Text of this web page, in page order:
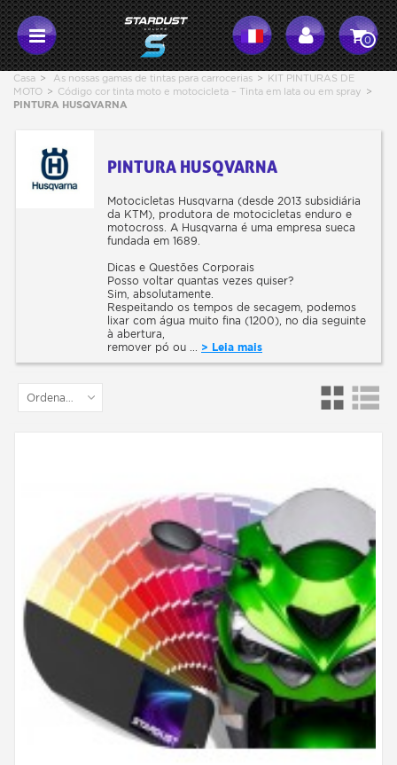
0
Casa > As nossas gamas de tintas para carrocerias > KIT PINTURAS DE
MOTO > Código cor tinta moto e motocicleta – Tinta em lata ou em spray >
PINTURA HUSQVARNA
PINTURA HUSQVARNA
Motocicletas Husqvarna (desde 2013 subsidiária
da KTM), produtora de motocicletas enduro e
motocross. A Husqvarna é uma empresa sueca
fundada em 1689.
Dicas e Questões Corporais
Posso voltar quantas vezes quiser?
Sim, absolutamente.
Respeitando os tempos de secagem, podemos
lixar com água muito fina (1200), no dia seguinte
à abertura,
remover pó ou ... > Leia mais
Ordenar por